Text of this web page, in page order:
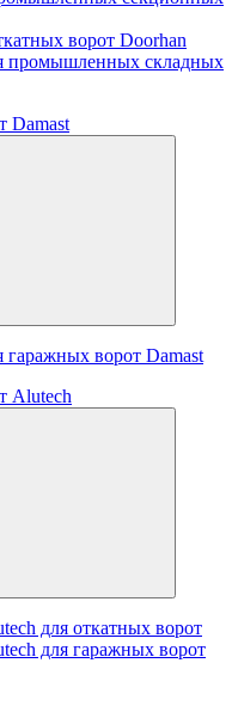
ворот Doorhan
промышленных складных
Damast
гаражных ворот Damast
Alutech
для откатных ворот
для гаражных ворот